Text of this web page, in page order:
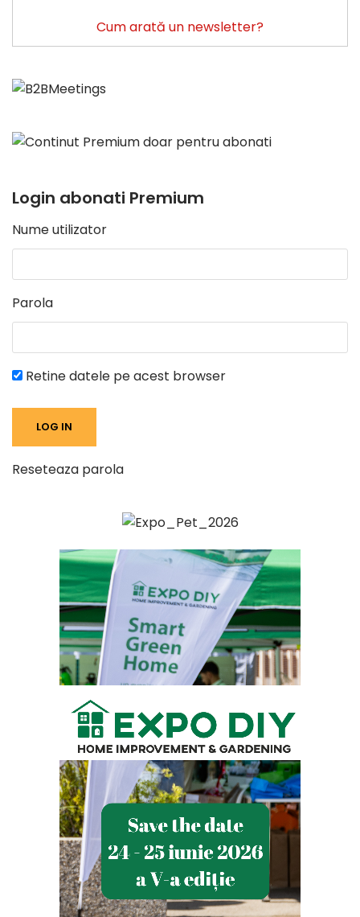
Cum arată un newsletter?
Login abonati Premium
Nume utilizator
Parola
Retine datele pe acest browser
Reseteaza parola